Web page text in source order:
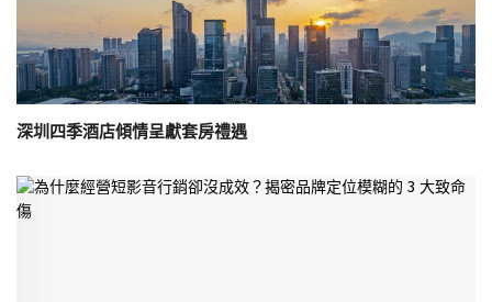
深圳四季酒店傾情呈獻套房禮遇